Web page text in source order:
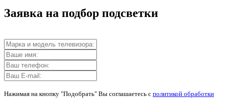
Заявка на подбор подсветки
Нажимая на кнопку "Подобрать" Вы соглашаетесь с политикой обработки